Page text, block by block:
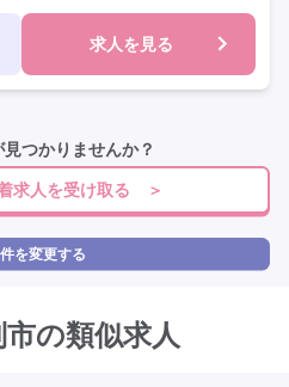
月20時間以内
残業ほぼなし
不問
未経験歓迎
駅近
求人を見る
つかりませんか？
求人を受け取る ＞
を変更する
の類似求人